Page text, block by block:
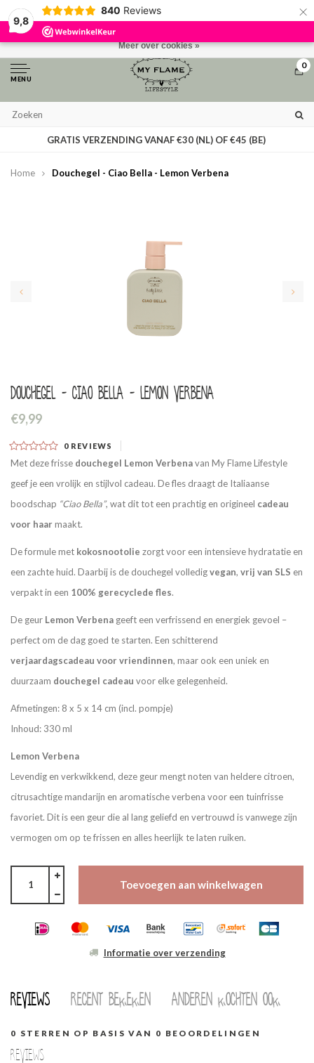
9,8
840 Reviews ×
MENU
0
GRATIS VERZENDING VANAF €30 (NL) OF €45 (BE)
Home Douchegel - Ciao Bella - Lemon Verbena
Douchegel - Ciao Bella - Lemon Verbena
€9,99
0 REVIEWS
Met deze frisse douchegel Lemon Verbenavan My Flame Lifestyle
geef je een vrolijk en stijlvol cadeau. De fles draagt de Italiaanse
boodschap “Ciao Bella”, wat dit tot een prachtig en origineel cadeau
voor haarmaakt.
De formule met kokosnootolie zorgt voor een intensieve hydratatie en
een zachte huid. Daarbij is de douchegel volledigvegan, vrij van SLS en
verpakt in een 100% gerecyclede fles.
De geur Lemon Verbena geeft een verfrissend en energiek gevoel –
perfect om de dag goed te starten. Een schitterend
verjaardagscadeau voor vriendinnen, maar ook een uniek en
duurzaam douchegel cadeau voor elke gelegenheid.
Afmetingen: 8 x 5 x 14 cm (incl. pompje)
Inhoud: 330 ml
Lemon Verbena
Levendig en verkwikkend, deze geur mengt noten van heldere citroen,
citrusachtige mandarijn en aromatische verbena voor een tuinfrisse
favoriet. Dit is een geur die al lang geliefd en vertrouwd is vanwege zijn
vermogen om op te frissen en alles heerlijk te laten ruiken.
Toevoegen aan winkelwagen
Informatie over verzending
Reviews Recent bekeken Anderen kochten ook
0 STERREN OP BASIS VAN 0 BEOORDELINGEN
Reviews
Door het gebruiken van onze website, ga je akkoord met het gebruik van
cookies om onze website te verbeteren.
Meer over cookies »